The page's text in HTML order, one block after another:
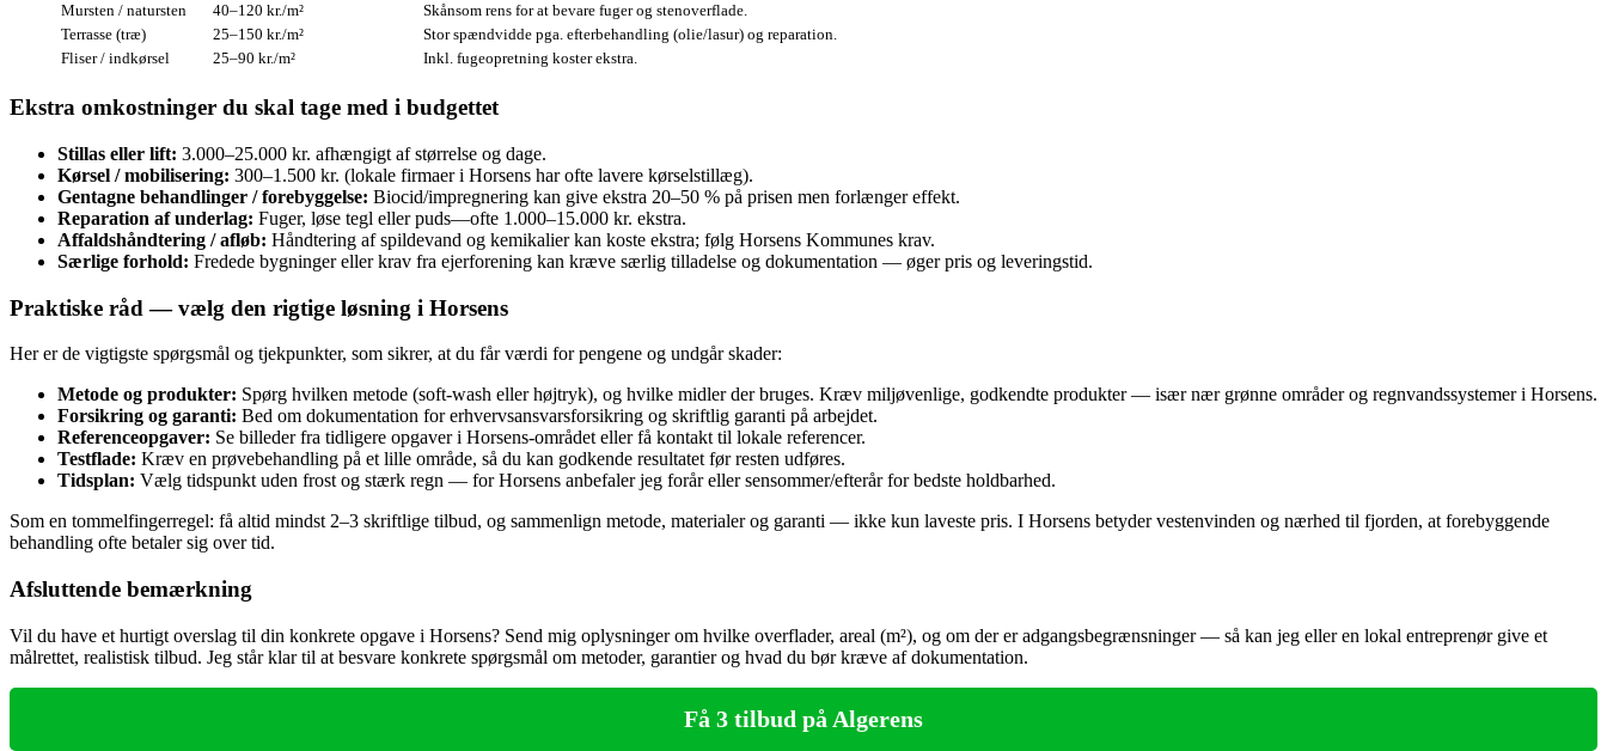
Mursten / natursten
40–120 kr./m²
Skånsom rens for at bevare fuger og stenoverflade.
Terrasse (træ)
25–150 kr./m²
Stor spændvidde pga. efterbehandling (olie/lasur) og reparation.
Fliser / indkørsel
25–90 kr./m² Inkl. fugeopretning koster ekstra.
Ekstra omkostninger du skal tage med i budgettet
Stillas eller lift: 3.000–25.000 kr. afhængigt af størrelse og dage.
Kørsel / mobilisering: 300–1.500 kr. (lokale firmaer i Horsens har ofte lavere kørselstillæg).
Gentagne behandlinger / forebyggelse: Biocid/impregnering kan give ekstra 20–50 % på prisen men forlænger effekt.
Reparation af underlag: Fuger, løse tegl eller puds—ofte 1.000–15.000 kr. ekstra.
Affaldshåndtering / afløb: Håndtering af spildevand og kemikalier kan koste ekstra; følg Horsens Kommunes krav.
Særlige forhold: Fredede bygninger eller krav fra ejerforening kan kræve særlig tilladelse og dokumentation — øger pris og leveringstid.
Praktiske råd — vælg den rigtige løsning i Horsens
Her er de vigtigste spørgsmål og tjekpunkter, som sikrer, at du får værdi for pengene og undgår skader:
Metode og produkter: Spørg hvilken metode (soft‑wash eller højtryk), og hvilke midler der bruges. Kræv miljøvenlige, godkendte produkter — især nær grønne områder og regnvandssystemer i Horsens.
Forsikring og garanti: Bed om dokumentation for erhvervsansvarsforsikring og skriftlig garanti på arbejdet.
Referenceopgaver: Se billeder fra tidligere opgaver i Horsens-området eller få kontakt til lokale referencer.
Testflade: Kræv en prøvebehandling på et lille område, så du kan godkende resultatet før resten udføres.
Tidsplan: Vælg tidspunkt uden frost og stærk regn — for Horsens anbefaler jeg forår eller sensommer/efterår for bedste holdbarhed.
Som en tommelfingerregel: få altid mindst 2–3 skriftlige tilbud, og sammenlign metode, materialer og garanti — ikke kun laveste pris. I Horsens betyder vestenvinden og nærhed til fjorden, at forebyggende
behandling ofte betaler sig over tid.
Afsluttende bemærkning
Vil du have et hurtigt overslag til din konkrete opgave i Horsens? Send mig oplysninger om hvilke overflader, areal (m²), og om der er adgangsbegrænsninger — så kan jeg eller en lokal entreprenør give et
målrettet, realistisk tilbud. Jeg står klar til at besvare konkrete spørgsmål om metoder, garantier og hvad du bør kræve af dokumentation.
Få 3 tilbud på Algerens